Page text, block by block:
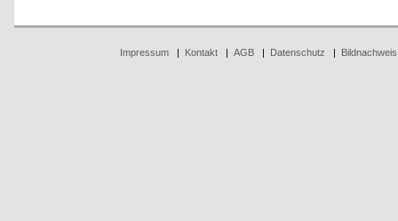
Impressum| Kontakt| AGB| Datenschutz Bildnachweis